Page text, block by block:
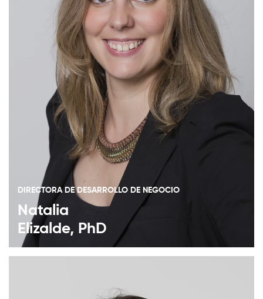
DIRECTORA DE DESARROLLO DE NEGOCIO
Natalia
Elizalde, PhD